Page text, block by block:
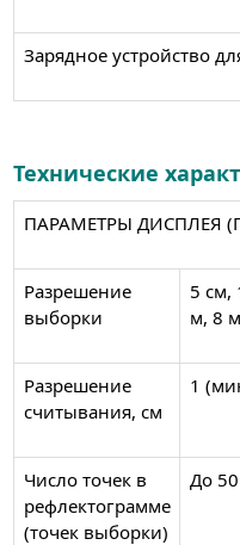
Зарядное устройство
Технические
ПАРАМЕТРЫ ДИСПЛЕЯ
Разрешение
выборки
5 см,
м, 8
Разрешение
считывания, см
1
Число точек в
рефлектограмме
(точек выборки)
До